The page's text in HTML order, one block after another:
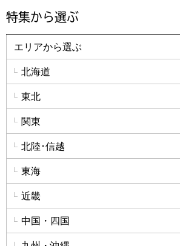
特集から選ぶ
エリアから選ぶ
北海道
東北
関東
北陸･信越
東海
近畿
中国・四国